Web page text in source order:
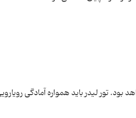
تور لیدر باید همواره آمادگی